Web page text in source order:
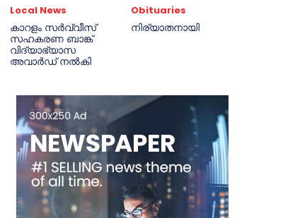
Local News
കാറളം സർവ്വീസ്
സഹകരണ ബാങ്ക്
വിദ്യാഭ്യാസ
അവാർഡ് നൽകി
Obituaries
നിര്യാതനായി